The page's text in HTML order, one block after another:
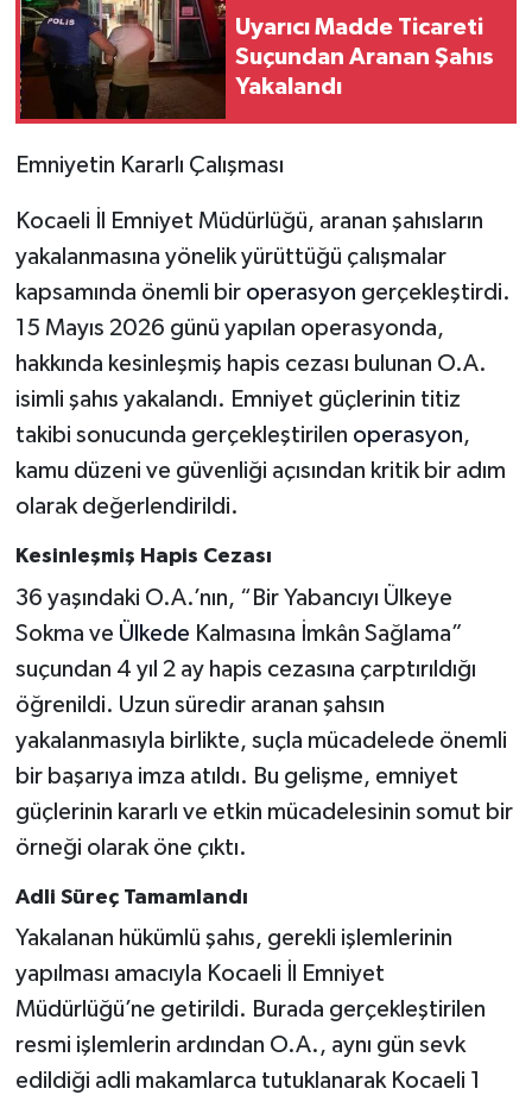
Uyarıcı Madde Ticareti
Suçundan Aranan Şahıs
Yakalandı
Emniyetin Kararlı Çalışması
Kocaeli İl Emniyet Müdürlüğü, aranan şahısların
yakalanmasına yönelik yürüttüğü çalışmalar
kapsamında önemli bir operasyon gerçekleştirdi.
15 Mayıs 2026 günü yapılan operasyonda,
hakkında kesinleşmiş hapis cezası bulunan O.A.
isimli şahıs yakalandı. Emniyet güçlerinin titiz
takibi sonucunda gerçekleştirilen operasyon,
kamu düzeni ve güvenliği açısından kritik bir adım
olarak değerlendirildi.
Kesinleşmiş Hapis Cezası
36 yaşındaki O.A.’nın, “Bir Yabancıyı Ülkeye
Sokma ve Ülkede Kalmasına İmkân Sağlama”
suçundan 4 yıl 2 ay hapis cezasına çarptırıldığı
öğrenildi. Uzun süredir aranan şahsın
yakalanmasıyla birlikte, suçla mücadelede önemli
bir başarıya imza atıldı. Bu gelişme, emniyet
güçlerinin kararlı ve etkin mücadelesinin somut bir
örneği olarak öne çıktı.
Adli Süreç Tamamlandı
Yakalanan hükümlü şahıs, gerekli işlemlerinin
yapılması amacıyla Kocaeli İl Emniyet
Müdürlüğü’ne getirildi. Burada gerçekleştirilen
resmi işlemlerin ardından O.A., aynı gün sevk
edildiği adli makamlarca tutuklanarak Kocaeli 1